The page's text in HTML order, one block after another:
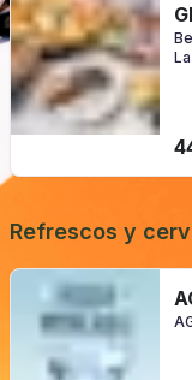
Refrescos y